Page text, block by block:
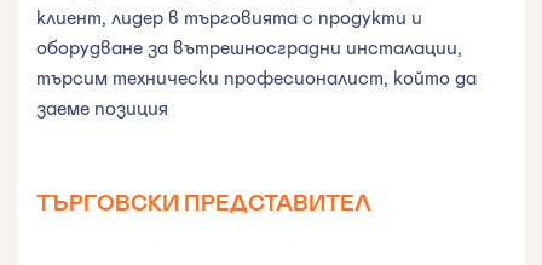
клиент, лидер в търговията с продукти и
оборудване за вътрешносградни инсталации,
търсим технически професионалист, който да
заеме позиция
ТЪРГОВСКИ ПРЕДСТАВИТЕЛ